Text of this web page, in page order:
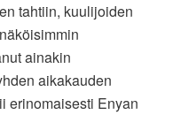
tahtiin, kuulijoiden
ainakin
aikakauden
erinomaisesti Enyan